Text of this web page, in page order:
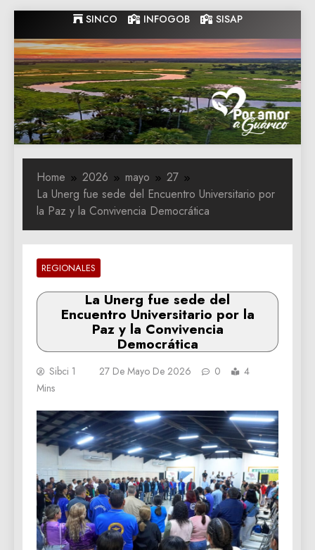
to
content
SINCO INFOGOB SISAP
Gobernacion
de Guarico
Gobernacion de Guarico
Home 2026 mayo
27
La Unerg fue sede del Encuentro Universitario por
la Paz y la Convivencia Democrática
REGIONALES
La Unerg fue sede del
Encuentro Universitario por la
Paz y la Convivencia
Democrática
Sibci 1 27 De Mayo De 2026 0
4
Mins